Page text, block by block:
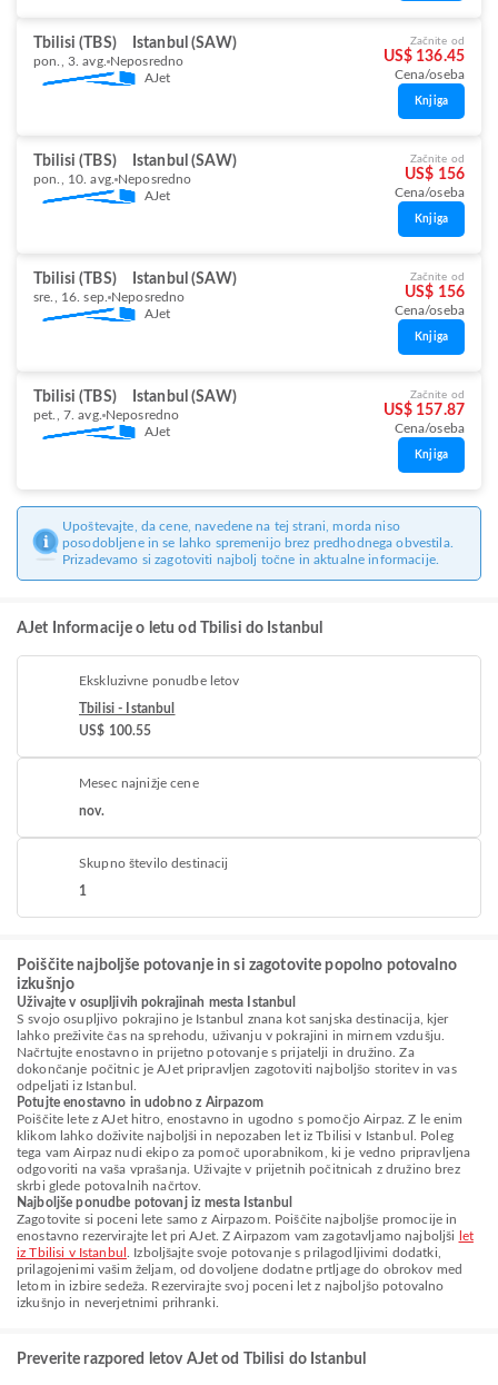
Tbilisi (TBS) Istanbul (SAW)
pon., 3. avg. Neposredno
AJet
Začnite od
US$ 136.45
Cena/oseba
Knjiga
Tbilisi (TBS) Istanbul (SAW)
pon., 10. avg. Neposredno
AJet
Začnite od
US$ 156
Cena/oseba
Knjiga
Tbilisi (TBS) Istanbul (SAW)
sre., 16. sep. Neposredno
AJet
Začnite od
US$ 156
Cena/oseba
Knjiga
Tbilisi (TBS) Istanbul (SAW)
pet., 7. avg. Neposredno
AJet
Začnite od
US$ 157.87
Cena/oseba
Knjiga
Upoštevajte, da cene, navedene na tej strani, morda niso
posodobljene in se lahko spremenijo brez predhodnega obvestila.
Prizadevamo si zagotoviti najbolj točne in aktualne informacije.
AJet Informacije o letu od Tbilisi do Istanbul
Ekskluzivne ponudbe letov
Tbilisi - Istanbul
US$ 100.55
Mesec najnižje cene
nov.
Skupno število destinacij
1
Poiščite najboljše potovanje in si zagotovite popolno potovalno
izkušnjo
Uživajte v osupljivih pokrajinah mesta Istanbul
S svojo osupljivo pokrajino je Istanbul znana kot sanjska destinacija, kjer
lahko preživite čas na sprehodu, uživanju v pokrajini in mirnem vzdušju.
Načrtujte enostavno in prijetno potovanje s prijatelji in družino. Za
dokončanje počitnic je AJet pripravljen zagotoviti najboljšo storitev in vas
odpeljati iz Istanbul.
Potujte enostavno in udobno z Airpazom
Poiščite lete z AJet hitro, enostavno in ugodno s pomočjo Airpaz. Z le enim
klikom lahko doživite najboljši in nepozaben let iz Tbilisi v Istanbul. Poleg
tega vam Airpaz nudi ekipo za pomoč uporabnikom, ki je vedno pripravljena
odgovoriti na vaša vprašanja. Uživajte v prijetnih počitnicah z družino brez
skrbi glede potovalnih načrtov.
Najboljše ponudbe potovanj iz mesta Istanbul
Zagotovite si poceni lete samo z Airpazom. Poiščite najboljše promocije in
enostavno rezervirajte let pri AJet. Z Airpazom vam zagotavljamo najboljši
let
iz Tbilisi v Istanbul
. Izboljšajte svoje potovanje s prilagodljivimi dodatki,
prilagojenimi vašim željam, od dovoljene dodatne prtljage do obrokov med
letom in izbire sedeža. Rezervirajte svoj poceni let z najboljšo potovalno
izkušnjo in neverjetnimi prihranki.
Preverite razpored letov AJet od Tbilisi do Istanbul